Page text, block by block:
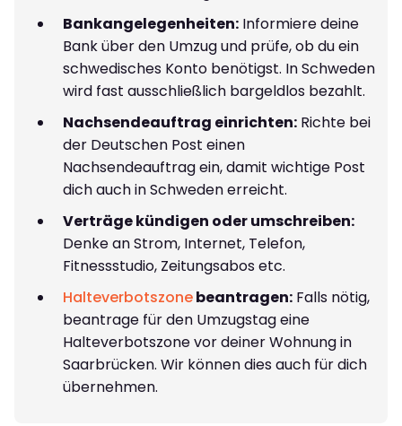
Bankangelegenheiten: Informiere deine
Bank über den Umzug und prüfe, ob du ein
schwedisches Konto benötigst. In Schweden
wird fast ausschließlich bargeldlos bezahlt.
Nachsendeauftrag einrichten: Richte bei
der Deutschen Post einen
Nachsendeauftrag ein, damit wichtige Post
dich auch in Schweden erreicht.
Verträge kündigen oder umschreiben:
Denke an Strom, Internet, Telefon,
Fitnessstudio, Zeitungsabos etc.
Halteverbotszonebeantragen: Falls nötig,
beantrage für den Umzugstag eine
Halteverbotszone vor deiner Wohnung in
Saarbrücken. Wir können dies auch für dich
übernehmen.